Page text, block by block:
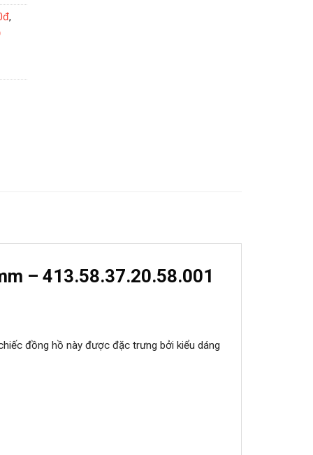
,
– 413.58.37.20.58.001
đồng hồ này được đặc trưng bởi kiểu dáng